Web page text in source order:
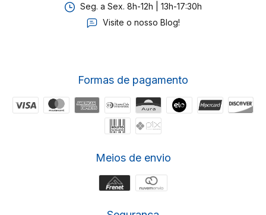
Seg. a Sex. 8h-12h | 13h-17:30h
Visite o nosso Blog!
Formas de pagamento
Meios de envio